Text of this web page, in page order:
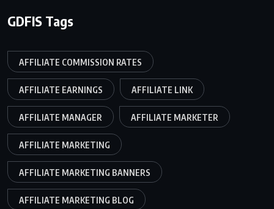
GDFIS Tags
AFFILIATE COMMISSION RATES
AFFILIATE EARNINGS AFFILIATE LINK
AFFILIATE MANAGER AFFILIATE MARKETER
AFFILIATE MARKETING
AFFILIATE MARKETING BANNERS
AFFILIATE MARKETING BLOG